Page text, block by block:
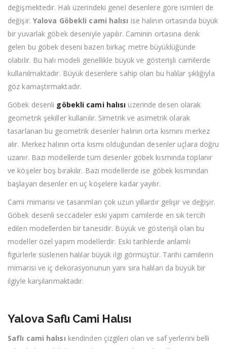
değişmektedir. Halı üzerindeki genel desenlere göre isimleri de
değişir. Yalova Göbekli cami halısı ise halının ortasında büyük
bir yuvarlak göbek deseniyle yapılır. Caminin ortasına denk
gelen bu göbek deseni bazen birkaç metre büyüklüğünde
olabilir. Bu halı modeli genellikle büyük ve gösterişli camilerde
kullanılmaktadır. Büyük desenlere sahip olan bu halılar şıklığıyla
göz kamaştırmaktadır.
Göbek desenli göbekli cami halısı üzerinde desen olarak
geometrik şekiller kullanılır. Simetrik ve asimetrik olarak
tasarlanan bu geometrik desenler halının orta kısmını merkez
alır. Merkez halının orta kısmı olduğundan desenler uçlara doğru
uzanır. Bazı modellerde tüm desenler göbek kısmında toplanır
ve köşeler boş bırakılır. Bazı modellerde ise göbek kısmından
başlayan desenler en uç köşelere kadar yayılır.
Cami mimarisi ve tasarımları çok uzun yıllardır gelişir ve değişir.
Göbek desenli seccadeler eski yapım camilerde en sık tercih
edilen modellerden bir tanesidir. Büyük ve gösterişli olan bu
modeller özel yapım modellerdir. Eski tarihlerde anlamlı
figürlerle süslenen halılar büyük ilgi görmüştür. Tarihi camilerin
mimarisi ve iç dekorasyonunun yanı sıra halıları da büyük bir
ilgiyle karşılanmaktadır.
Yalova Saflı Cami Halısı
Saflı cami halısı kendinden çizgileri olan ve saf yerlerini belli